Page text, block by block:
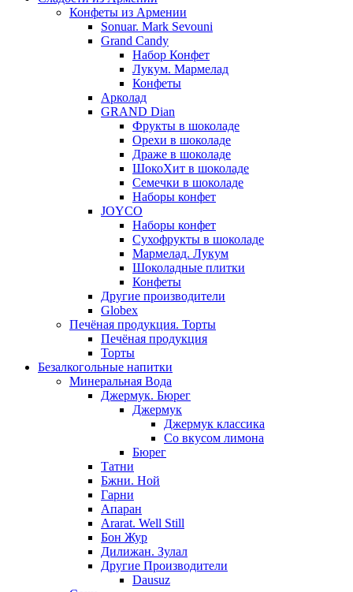
Конфеты из Армении
Sonuar. Mark Sevouni
Grand Candy
Набор Конфет
Лукум. Мармелад
Конфеты
Арколад
GRAND Dian
Фрукты в шоколаде
Орехи в шоколаде
Драже в шоколаде
ШокоХит в шоколаде
Семечки в шоколаде
Наборы конфет
JOYCO
Наборы конфет
Сухофрукты в шоколаде
Мармелад. Лукум
Шоколадные плитки
Конфеты
Другие производители
Globex
Печёная продукция. Торты
Печёная продукция
Торты
Безалкогольные напитки
Минеральная Вода
Джермук. Бюрег
Джермук
Джермук классика
Со вкусом лимона
Бюрег
Татни
Бжни. Ной
Гарни
Апаран
Ararat. Well Still
Бон Жур
Дилижан. Зулал
Другие Производители
Dausuz